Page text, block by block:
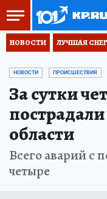
НОВОСТИ ЛУЧШАЯ
НОВОСТИ ПРОИСШЕСТВИЯ
За сутки
области
Всего аварий с
четыре